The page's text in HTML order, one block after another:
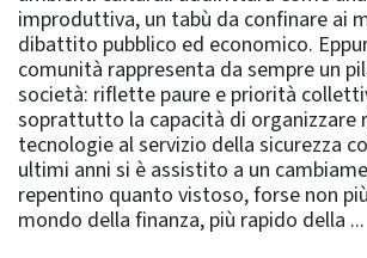
improduttiva, un tabù da confinare ai
dibattito pubblico ed economico.
comunità rappresenta da sempre un
società: riflette paure e priorità
soprattutto la capacità di organizzare
tecnologie al servizio della sicurezza
ultimi anni si è assistito a un
repentino quanto vistoso, forse non
mondo della finanza, più rapido della ...